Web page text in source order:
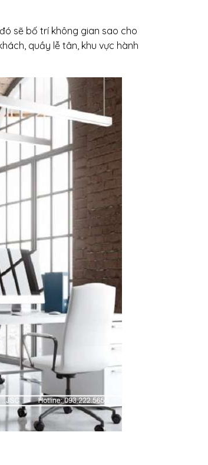
sẽ bố trí không gian sao cho
quầy lễ tân, khu vực hành